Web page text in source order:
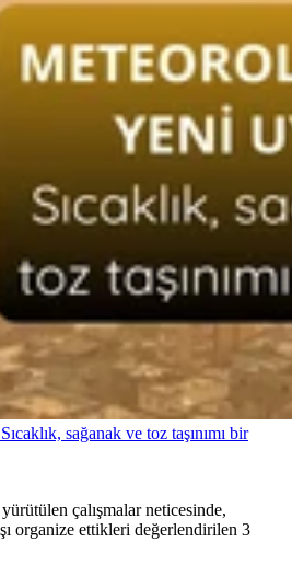
sağanak ve toz taşınımı bir
çalışmalar neticesinde,
organize ettikleri değerlendirilen 3